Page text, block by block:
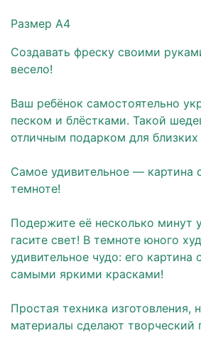
Размер А4
Создавать фреску своими
весело!
Ваш ребёнок самостоятельно
песком и блёстками. Такой
отличным подарком для
Самое удивительное ― картина
темноте!
Подержите её несколько минут
гасите свет! В темноте юного
удивительное чудо: его картина
самыми яркими красками!
Простая техника изготовления,
материалы сделают творческий